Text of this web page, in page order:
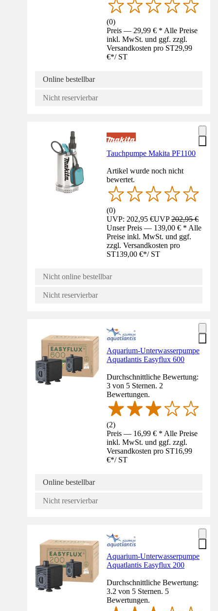
(0)
Preis — 29,99 € * Alle Preise
inkl. MwSt. und ggf. zzgl.
Versandkosten pro ST29,99
€*/ ST
Online bestellbar
Nicht reservierbar
Tauchpumpe Makita PF1100
Artikel wurde noch nicht
bewertet.
(0)
UVP: 202,95 €UVP202,95 €
Unser Preis — 139,00 € * Alle
Preise inkl. MwSt. und ggf.
zzgl. Versandkosten pro
ST139,00 €*/ ST
Nicht online bestellbar
Nicht reservierbar
Aquarium-Unterwasserpumpe
Aquatlantis Easyflux 600
Durchschnittliche Bewertung:
3 von 5 Sternen. 2
Bewertungen.
(2)
Preis — 16,99 € * Alle Preise
inkl. MwSt. und ggf. zzgl.
Versandkosten pro ST16,99
€*/ ST
Online bestellbar
Nicht reservierbar
Aquarium-Unterwasserpumpe
Aquatlantis Easyflux 200
Durchschnittliche Bewertung:
3.2 von 5 Sternen. 5
Bewertungen.